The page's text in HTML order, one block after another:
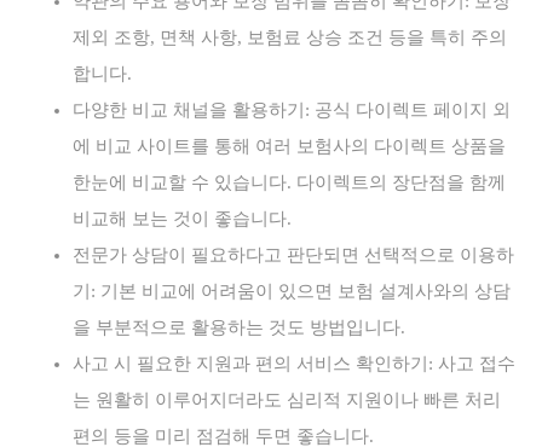
제외 조항, 면책 사항, 보험료 상승 조건 등을 특히 주의
합니다.
다양한 비교 채널을 활용하기: 공식 다이렉트 페이지 외
에 비교 사이트를 통해 여러 보험사의 다이렉트 상품을
한눈에 비교할 수 있습니다. 다이렉트의 장단점을 함께
비교해 보는 것이 좋습니다.
전문가 상담이 필요하다고 판단되면 선택적으로 이용하
기: 기본 비교에 어려움이 있으면 보험 설계사와의 상담
을 부분적으로 활용하는 것도 방법입니다.
사고 시 필요한 지원과 편의 서비스 확인하기: 사고 접수
는 원활히 이루어지더라도 심리적 지원이나 빠른 처리
편의 등을 미리 점검해 두면 좋습니다.